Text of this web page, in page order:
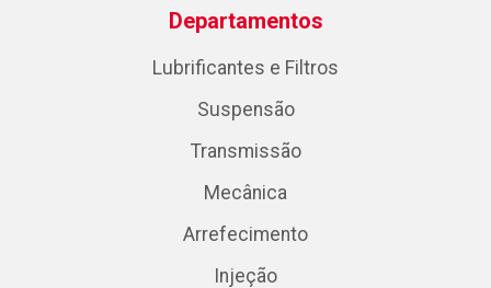
Departamentos
Lubrificantes e Filtros
Suspensão
Transmissão
Mecânica
Arrefecimento
Injeção